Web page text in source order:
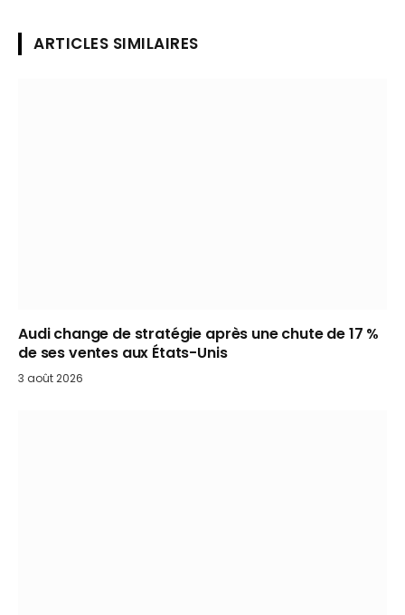
ARTICLES SIMILAIRES
Audi change de stratégie après une chute de 17 %
de ses ventes aux États-Unis
3 août 2026